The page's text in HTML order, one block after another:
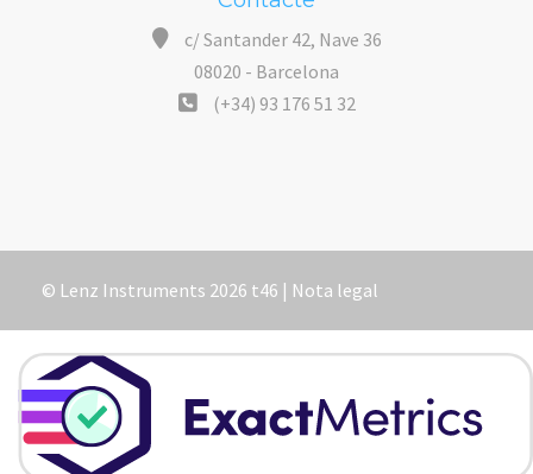
c/ Santander 42, Nave 36
08020 - Barcelona
(+34) 93 176 51 32
© Lenz Instruments 2026 t46 | Nota legal